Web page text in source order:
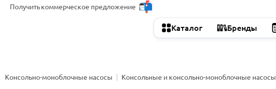
Получитькоммерческое предложение
Каталог Бренды
Консольно-моноблочные насосы Консольные и консольно-моноблочные насосы